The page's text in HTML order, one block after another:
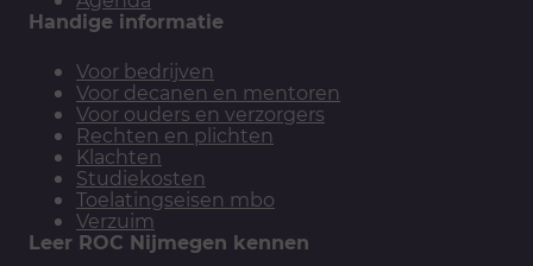
Handige informatie
Voor bedrijven
Voor decanen en mentoren
Voor ouders en verzorgers
Rechten en plichten
Klachten
Studiekosten
Toelatingseisen mbo
Verzuim
Leer ROC Nijmegen kennen